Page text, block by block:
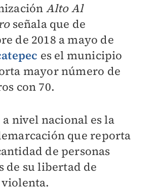
Alto Al
señala que de
de 2018 a mayo de
es el municipio
mayor número de
con 70.
nivel nacional es la
que reporta
de personas
de su libertad de